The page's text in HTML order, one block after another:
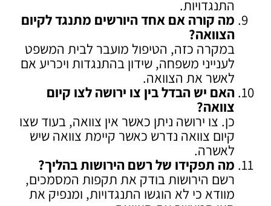
התנגדויות.
מה קורה אם אחד היורשים מתנגד לקיום
הצוואה?
במקרה כזה, הטיפול מועבר לבית המשפט
לענייני משפחה, שידון בהתנגדות ויכריע אם
לאשר את הצוואה.
האם יש הבדל בין צו ירושה לצו קיום
צוואה?
כן. צו ירושה ניתן כאשר אין צוואה, בעוד שצו
קיום צוואה נדרש כאשר קיימת צוואה שיש
לאשרה.
מה תפקידו של רשם הירושות בהליך?
רשם הירושות בודק את תקפות המסמכים,
מוודא כי לא הוגשו התנגדויות, ומנפיק את